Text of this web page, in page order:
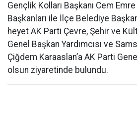
Gençlik Kolları Başkanı Cem
Başkanları ile İlçe Belediye
heyet AK Parti Çevre, Şehir ve
Genel Başkan Yardımcısı ve
Çiğdem Karaaslan’a AK Parti
olsun ziyaretinde bulundu.